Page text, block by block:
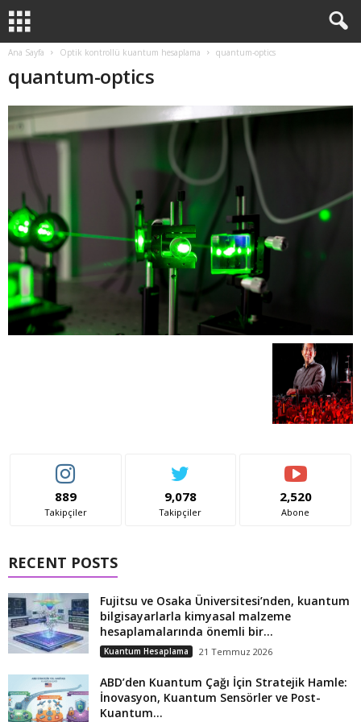
Ana Sayfa Optik kontrollü kuantum hesaplama quantum-optics
quantum-optics
889
Takipçiler
9,078
Takipçiler
2,520
Abone
RECENT POSTS
Fujitsu ve Osaka Üniversitesi’nden, kuantum
bilgisayarlarla kimyasal malzeme
hesaplamalarında önemli bir...
Kuantum Hesaplama 21 Temmuz 2026
ABD’den Kuantum Çağı İçin Stratejik Hamle:
İnovasyon, Kuantum Sensörler ve Post-
Kuantum...